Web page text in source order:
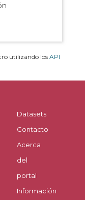
utilizando los API
Datasets
Contacto
Acerca
del
portal
Información